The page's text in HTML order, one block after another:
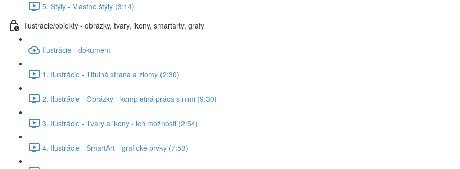
5. Štýly - Vlastné štýly (3:14)
Ilustrácie/objekty - obrázky, tvary, ikony, smartarty, grafy
Ilustrácie - dokument
1. Ilustrácie - Titulná strana a zlomy (2:30)
2. Ilustrácie - Obrázky - kompletná práca s nimi (9:30)
3. Ilustrácie - Tvary a ikony - ich možnosti (2:54)
4. Ilustrácie - SmartArt - grafické prvky (7:53)